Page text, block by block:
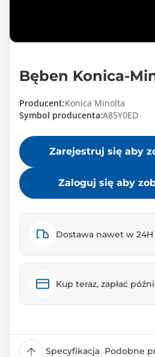
Bęben Konica-
Producent:Konica Minolta
Symbol producenta:A85Y0ED
Zarejestruj się aby
Zaloguj się aby
Dostawa nawet w 24H
Kup teraz, zapłać
Specyfikacja Podobne